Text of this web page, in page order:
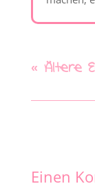
« Ältere
Einen